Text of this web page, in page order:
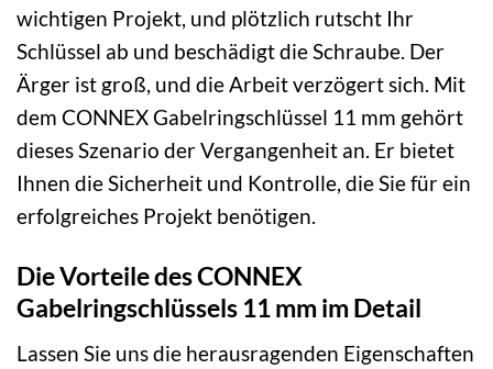
wichtigen Projekt, und plötzlich rutscht Ihr
Schlüssel ab und beschädigt die Schraube. Der
Ärger ist groß, und die Arbeit verzögert sich. Mit
dem CONNEX Gabelringschlüssel 11 mm gehört
dieses Szenario der Vergangenheit an. Er bietet
Ihnen die Sicherheit und Kontrolle, die Sie für ein
erfolgreiches Projekt benötigen.
Die Vorteile des CONNEX
Gabelringschlüssels 11 mm im Detail
Lassen Sie uns die herausragenden Eigenschaften